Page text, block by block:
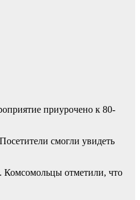
приурочено к 80-
смогли увидеть
Комсомольцы отметили, что